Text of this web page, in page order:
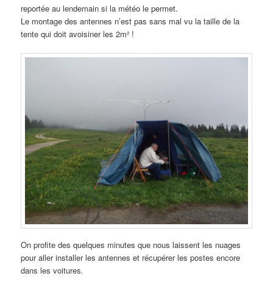
reportée au lendemain si la météo le permet.
Le montage des antennes n’est pas sans mal vu la taille de la
tente qui doit avoisiner les 2m² !
On profite des quelques minutes que nous laissent les nuages
pour aller installer les antennes et récupérer les postes encore
dans les voitures.